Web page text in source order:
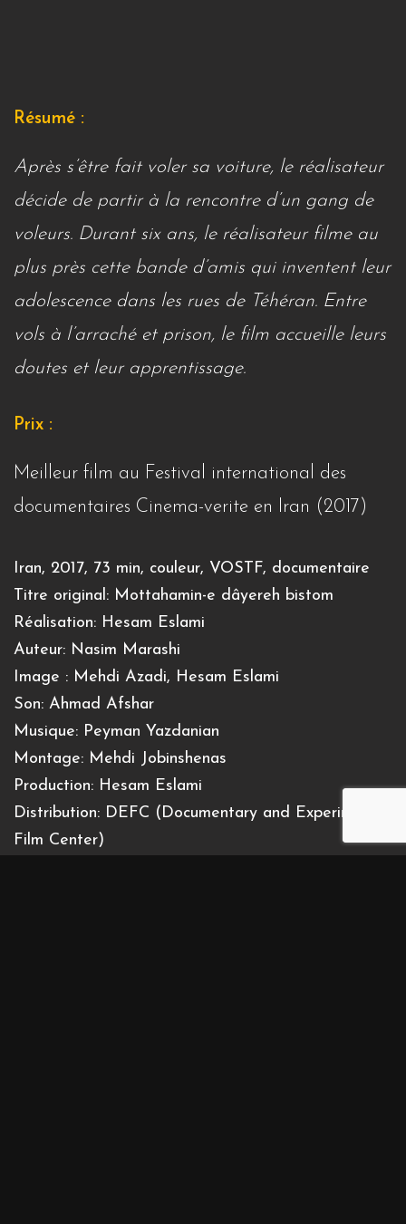
Résumé :
Après s’être fait voler sa voiture, le réalisateur
décide de partir à la rencontre d’un gang de
voleurs. Durant six ans, le réalisateur filme au
plus près cette bande d’amis qui inventent leur
adolescence dans les rues de Téhéran. Entre
vols à l’arraché et prison, le film accueille leurs
doutes et leur apprentissage.
Prix :
Meilleur film au Festival international des
documentaires Cinema-verite en Iran (2017)
Iran, 2017, 73 min, couleur, VOSTF, documentaire
Titre original: Mottahamin-e dâyereh bistom
Réalisation: Hesam Eslami
Auteur: Nasim Marashi
Image : Mehdi Azadi, Hesam Eslami
Son: Ahmad Afshar
Musique: Peyman Yazdanian
Montage: Mehdi Jobinshenas
Production: Hesam Eslami
Distribution: DEFC (Documentary and Experimental
Film Center)